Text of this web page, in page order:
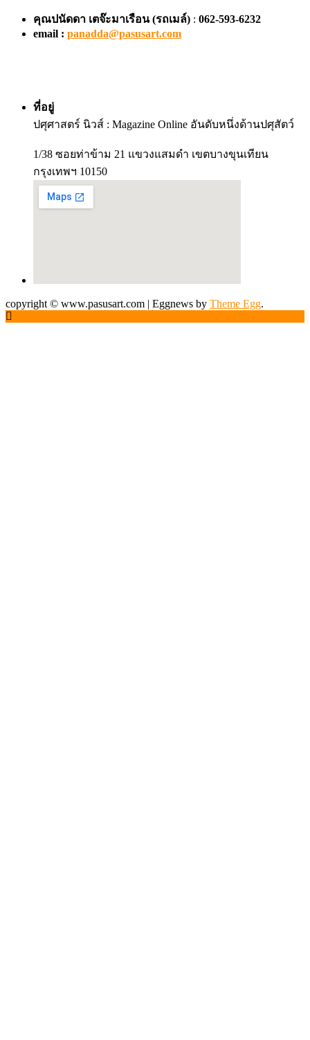
คุณปนัดดา เตจ๊ะมาเรือน (รถเมล์) : 062-593-6232
email : panadda@pasusart.com
ที่อยู่
ปศุศาสตร์ นิวส์ : Magazine Online อันดับหนึ่งด้านปศุสัตว์
1/38 ซอยท่าข้าม 21 แขวงแสมดำ เขตบางขุนเทียน
กรุงเทพฯ 10150
copyright © www.pasusart.com | Eggnews by Theme Egg.